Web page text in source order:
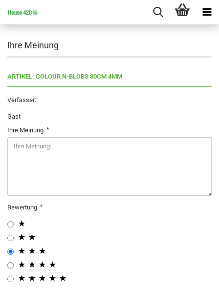
Ihre Meinung
ARTIKEL: COLOUR N-BLOBS 30CM 4MM
Verfasser:
Gast
Ihre Meinung:
Bewertung: